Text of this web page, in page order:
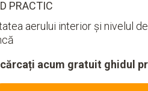
PRACTIC
aerului interior și nivelul
acum gratuit ghidul